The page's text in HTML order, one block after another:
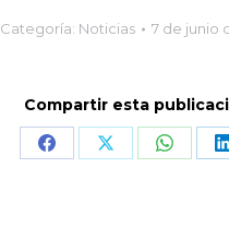
Categoría: Noticias 7 de junio
Compartir esta
Share Share Share